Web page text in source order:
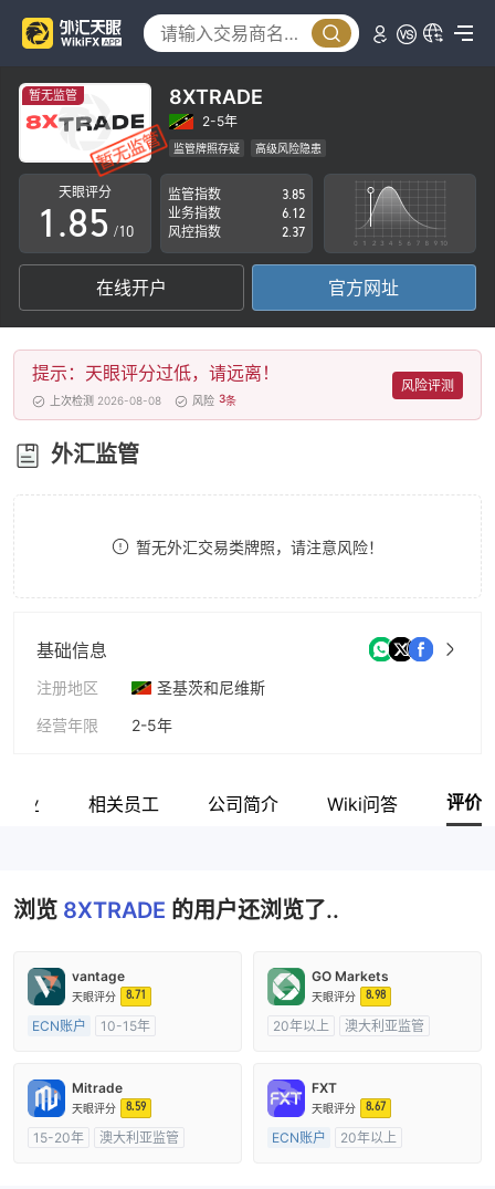
暂无监管 8XTRADE
2-5年
监管牌照存疑 高级风险隐患
天眼评分
0
1
2
3
4
5
6
7
.
4
5
6
7
8
9
1
2
3
4
5
6
7
8
9
/10
监管指数
3.85
业务指数
6.12
风控指数
2.37
在线开户 官方网址
提示：天眼评分过低，请远离！
上次检测 2026-08-08 风险 3条
风险评测
外汇监管
暂无外汇交易类牌照，请注意风险！
基础信息
注册地区
圣基茨和尼维斯
经营年限
2-5年
业 相关员工 公司简介 Wiki问答 评价
浏览 8XTRADE 的用户还浏览了..
vantage
天眼评分 8.71
ECN账户
10-15年
主标MT4
GO Markets
天眼评分 8.98
20年以上
澳大利亚监管
Mitrade
天眼评分 8.59
15-20年
澳大利亚监管
FXT
天眼评分 8.67
ECN账户
20年以上